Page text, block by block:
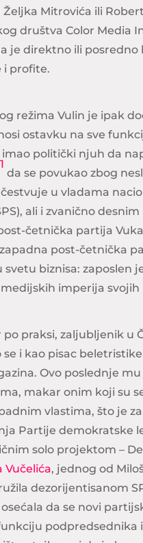
Mitrovića ili
društva Color Media
je direktno ili posredno
i profite.
režima Vulin je ipak
ostavku na sve
politički njuh da
1
da se povukao zbog
u vladama
ali i zvanično
četnička partija
post-četnička
biznisa: zaposlen
imperija svojih
praksi, zaljubljenik u
i kao pisac
Ovo poslednje
makar onim koji su
vlastima, što je
Partije demokratske
solo projektom –
Vučelića, jednog od
dezorijentisanom
da se novi
podpredsednika